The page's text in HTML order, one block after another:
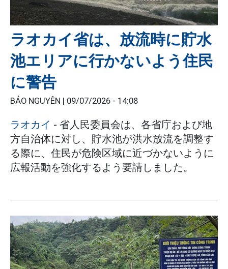
ラオカイ省は、放流時に貯水
池エリアに行かないよう住民
に警告
BẢO NGUYÊN | 09/07/2026 - 14:08
ラオカイ - 省人民委員会は、各省庁および地
方自治体に対し、貯水池が洪水放流を調整す
る際に、住民が危険区域に近づかないように
広報活動を強化するよう要請しました。